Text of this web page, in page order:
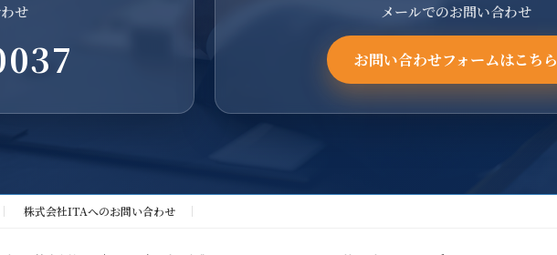
せ メールでのお問い合わせ
お問い合わせフォームはこちら
株式会社ITAへのお問い合わせ